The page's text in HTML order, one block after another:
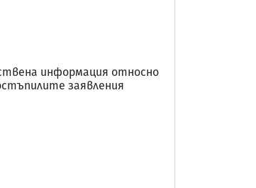
информация относно
заявления